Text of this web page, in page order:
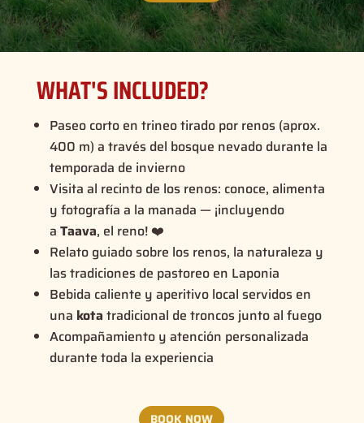
WHAT'S INCLUDED?
Paseo corto en trineo tirado por renos (aprox.
400 m) a través del bosque nevado durante la
temporada de invierno
Visita al recinto de los renos: conoce, alimenta
y fotografía a la manada — ¡incluyendo
a Taava, el reno! ❤️
Relato guiado sobre los renos, la naturaleza y
las tradiciones de pastoreo en Laponia
Bebida caliente y aperitivo local servidos en
una kota tradicional de troncos junto al fuego
Acompañamiento y atención personalizada
durante toda la experiencia
BOOK NOW